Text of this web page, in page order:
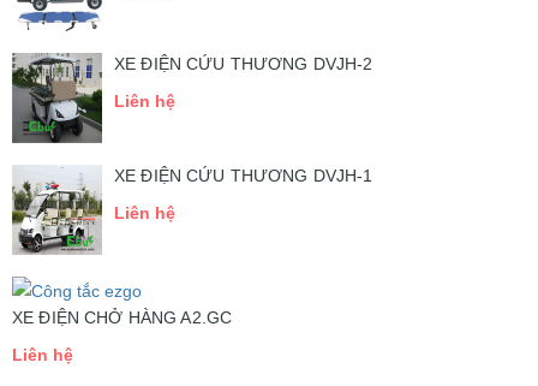
XE ĐIỆN CỨU THƯƠNG DVJH-2
Liên hệ
XE ĐIỆN CỨU THƯƠNG DVJH-1
Liên hệ
XE ĐIỆN CHỞ HÀNG A2.GC
Liên hệ